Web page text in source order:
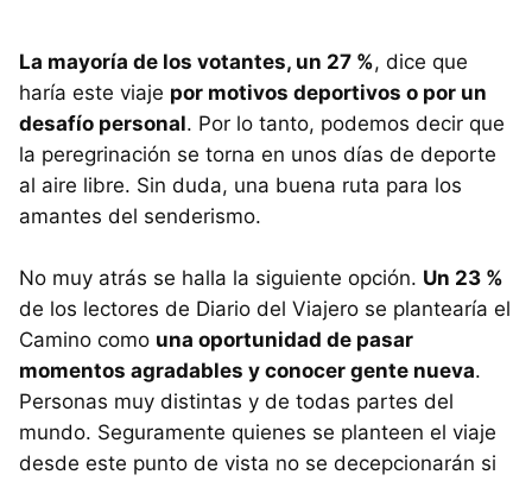
La mayoría de los votantes, un 27 %, dice que
haría este viaje por motivos deportivos o por un
desafío personal. Por lo tanto, podemos decir que
la peregrinación se torna en unos días de deporte
al aire libre. Sin duda, una buena ruta para los
amantes del senderismo.
No muy atrás se halla la siguiente opción. Un 23 %
de los lectores de Diario del Viajero se plantearía el
Camino como una oportunidad de pasar
momentos agradables y conocer gente nueva.
Personas muy distintas y de todas partes del
mundo. Seguramente quienes se planteen el viaje
desde este punto de vista no se decepcionarán si